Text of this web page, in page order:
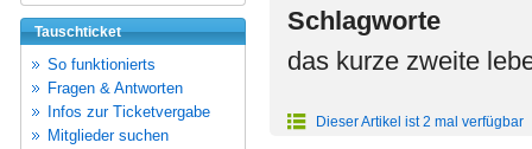
Tauschticket
So funktionierts
Fragen & Antworten
Infos zur Ticketvergabe
Mitglieder suchen
Schlagworte
das kurze zweite
Dieser Artikel ist 2 mal verfügbar